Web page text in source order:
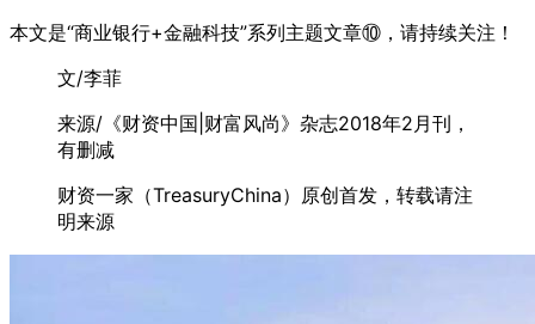
本文是“商业银行+金融科技”系列主题文章⑩，请持续关注！
文/李菲
来源/《财资中国|财富风尚》杂志2018年2月刊，
有删减
财资一家（TreasuryChina）原创首发，转载请注
明来源